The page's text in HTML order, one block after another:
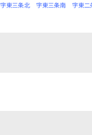
字東三条北 字東三条南 字東二